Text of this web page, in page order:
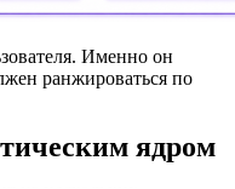
Именно он
ранжироваться по
ядром